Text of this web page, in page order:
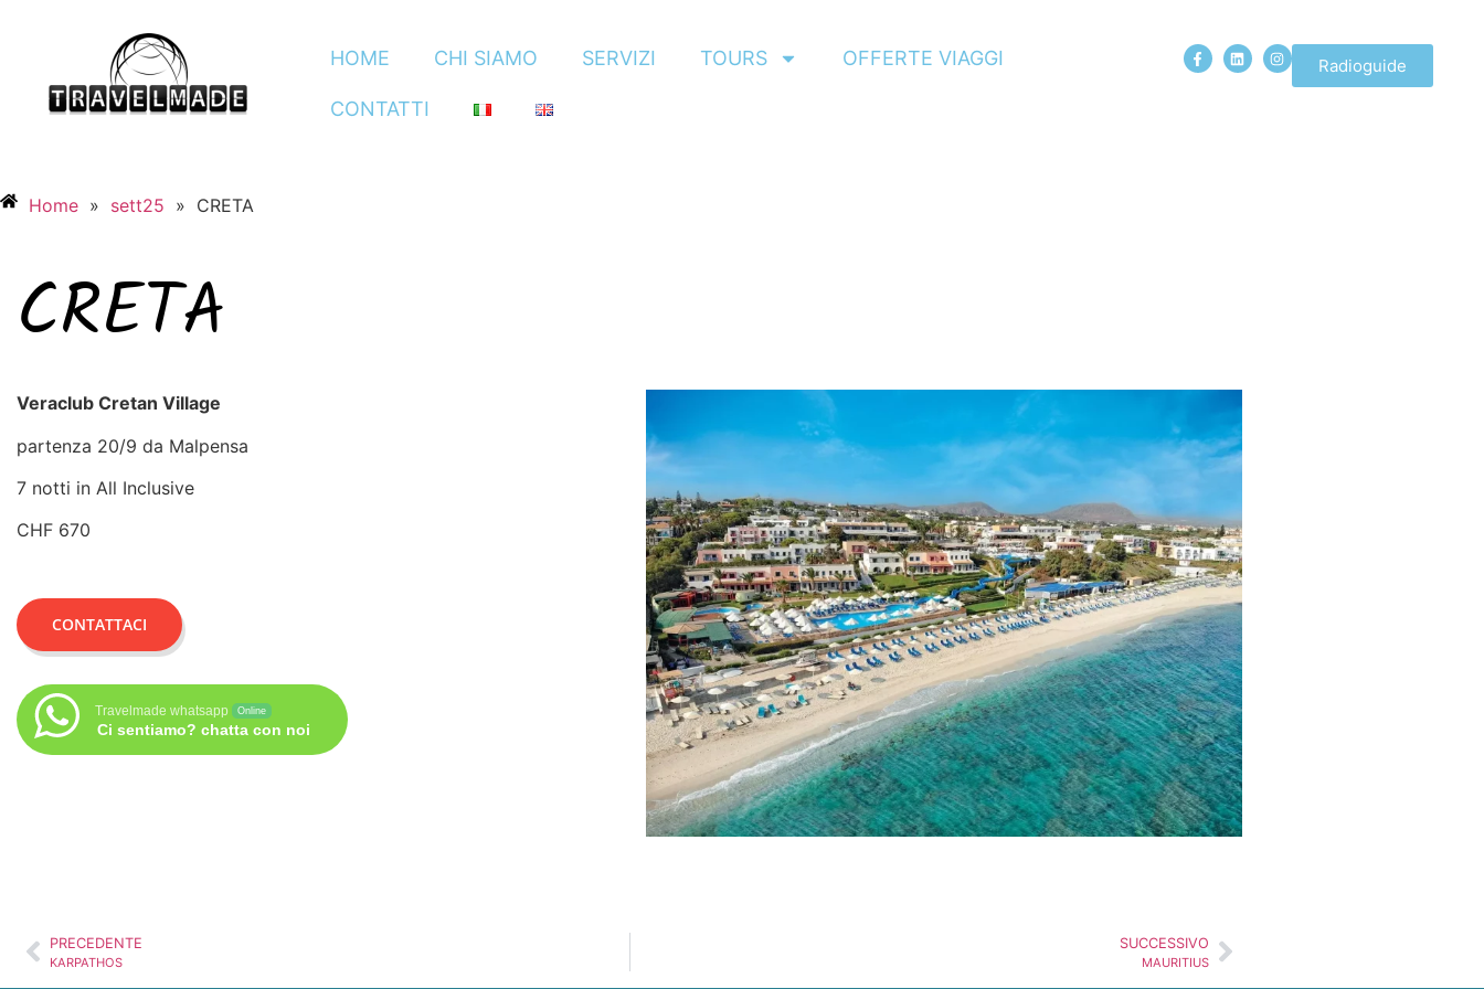
HOME CHI SIAMO SERVIZI TOURS OFFERTE VIAGGI
CONTATTI
Radioguide
Home » sett25 » CRETA
CRETA
Veraclub Cretan Village
partenza 20/9 da Malpensa
7 notti in All Inclusive
CHF 670
CONTATTACI
Travelmade whatsapp Online
Ci sentiamo? chatta con noi
PRECEDENTE
KARPATHOS
SUCCESSIVO
MAURITIUS